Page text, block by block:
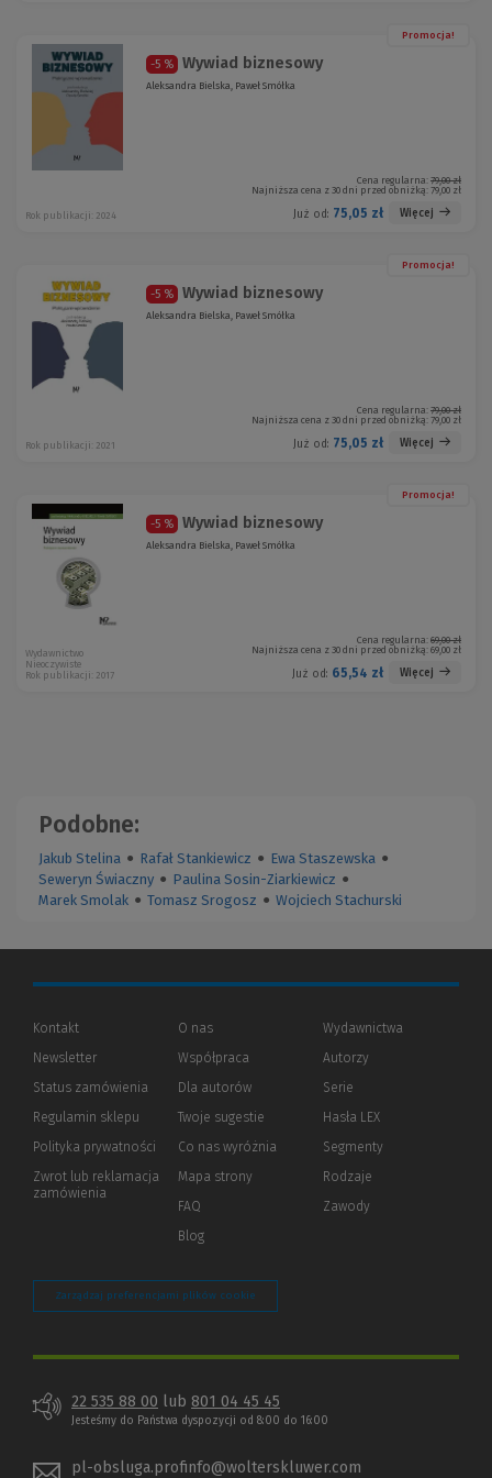
Promocja!
-5 % Wywiad biznesowy
Aleksandra Bielska, Paweł Smółka
Cena regularna: 79,00 zł
Najniższa cena z 30 dni przed obniżką: 79,00 zł
Już od: 75,05 zł Więcej
Rok publikacji: 2024
Promocja!
-5 % Wywiad biznesowy
Aleksandra Bielska, Paweł Smółka
Cena regularna: 79,00 zł
Najniższa cena z 30 dni przed obniżką: 79,00 zł
Już od: 75,05 zł Więcej
Rok publikacji: 2021
Promocja!
-5 % Wywiad biznesowy
Aleksandra Bielska, Paweł Smółka
Cena regularna: 69,00 zł
Najniższa cena z 30 dni przed obniżką: 69,00 zł
Już od: 65,54 zł Więcej
Wydawnictwo
Nieoczywiste
Rok publikacji: 2017
Podobne:
Jakub Stelina ● Rafał Stankiewicz ● Ewa Staszewska ●
Seweryn Świaczny ● Paulina Sosin-Ziarkiewicz ●
Marek Smolak ● Tomasz Srogosz ● Wojciech Stachurski
Kontakt
Newsletter
Status zamówienia
Regulamin sklepu
Polityka prywatności (Nowe
(Link
innej
Zwrot lub reklamacja
zamówienia
O nas
Współpraca
Dla autorów(Nowe
(Link
innej
strony)
Twoje sugestie
Co nas wyróżnia
Mapa strony
FAQ
Blog
Wydawnictwa
Autorzy
Serie
Hasła LEX
Segmenty
Rodzaje
Zawody
Zarządzaj preferencjami plików cookie
22 535 88 00 lub 801 04 45 45
Jesteśmy do Państwa dyspozycji od 8:00 do 16:00
pl-obsluga.profinfo@wolterskluwer.com